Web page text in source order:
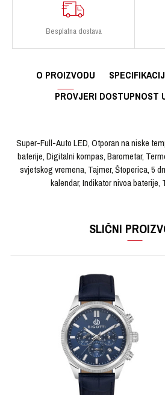
Besplatna dostava
O PROIZVODU
PROVJERI DOSTUPNOST
Super-Full-Auto LED, Otporan na niske
baterije, Digitalni kompas, Barometar,
svjetskog vremena, Tajmer, Štoperica, 5
kalendar, Indikator nivoa baterije,
Materijal sata
Materijal narukvice
SLIČNI